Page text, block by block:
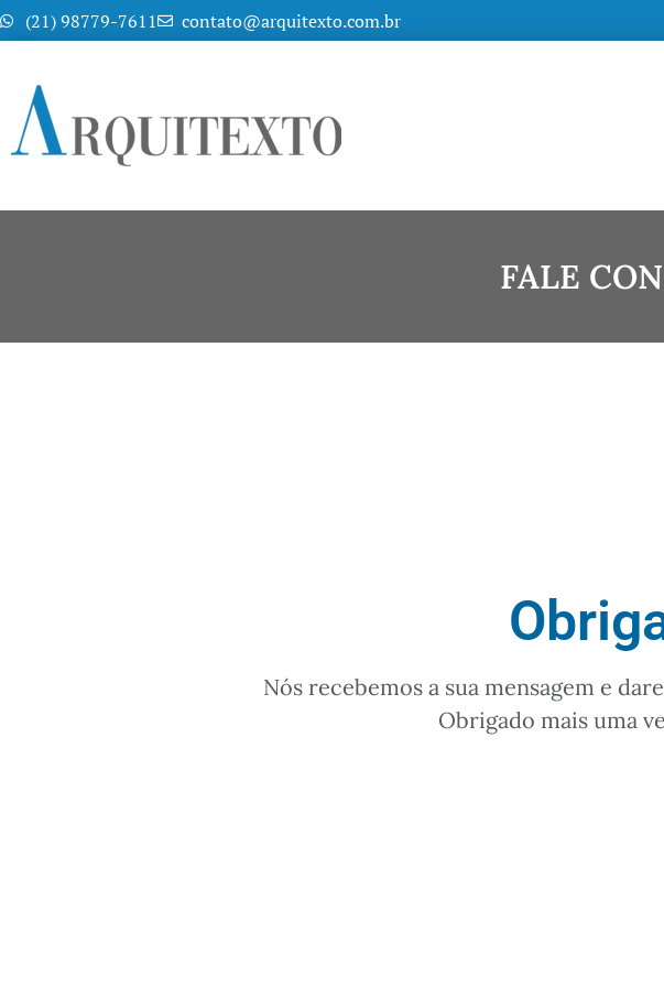
(21) 98779-7611 contato@arquitexto.com.br
FALE
Nós recebemos a sua mensagem e
Obrigado mais uma